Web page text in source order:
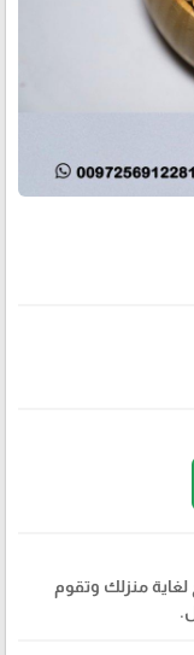
منزلك وتقوم